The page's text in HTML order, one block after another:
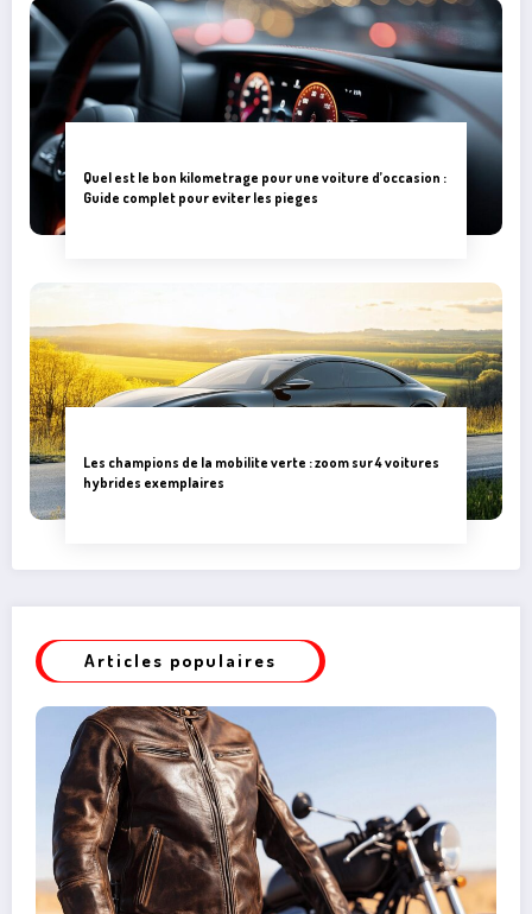
Quel est le bon kilometrage pour une voiture d’occasion :
Guide complet pour eviter les pieges
Les champions de la mobilite verte : zoom sur 4 voitures
hybrides exemplaires
Articles populaires